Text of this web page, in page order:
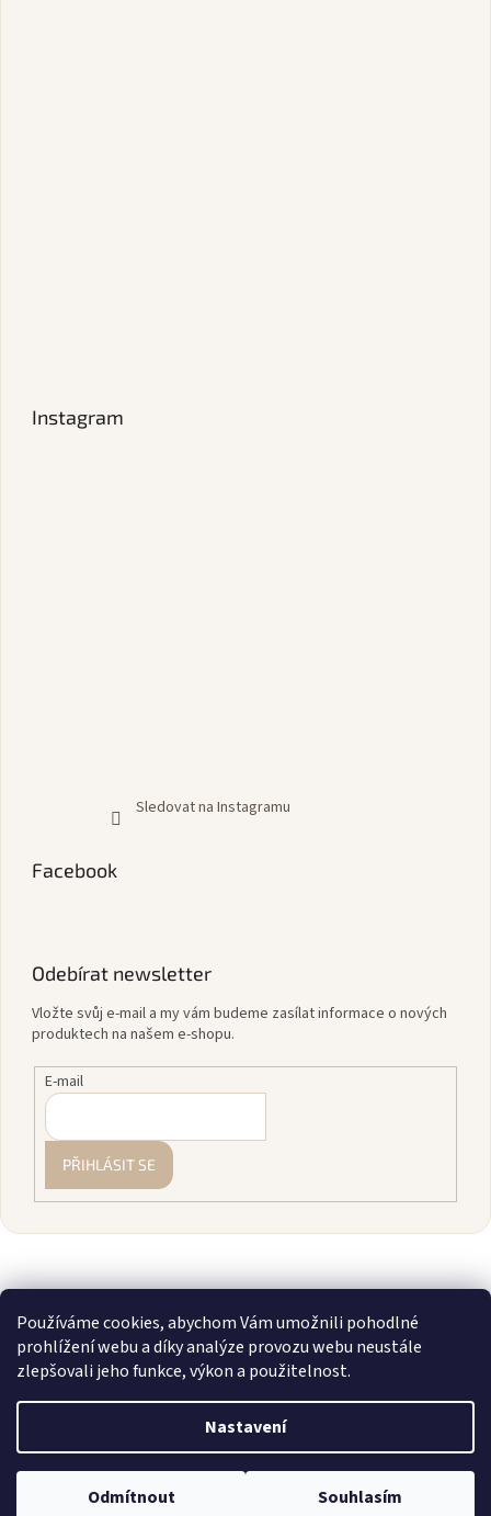
Používáme cookies, abychom Vám umožnili pohodlné
prohlížení webu a díky analýze provozu webu neustále
zlepšovali jeho funkce, výkon a použitelnost.
Nastavení
Odmítnout Souhlasím
💎 Staňte se členkou našeho VIP klubu! Registrujte se, sčítáme vám
Instagram
Sledovat na Instagramu
Facebook
Odebírat newsletter
Vložte svůj e-mail a my vám budeme zasílat informace o nových
produktech na našem e-shopu.
E-mail
PŘIHLÁSIT SE
Vytvořil Shoptet
Copyright 2026zavodnice.cz. Všechna práva vyhrazena.Upravit